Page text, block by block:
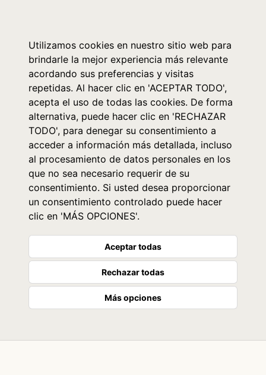
Utilizamos cookies en nuestro sitio web para
brindarle la mejor experiencia más relevante
acordando sus preferencias y visitas
repetidas. Al hacer clic en 'ACEPTAR TODO',
acepta el uso de todas las cookies. De forma
alternativa, puede hacer clic en 'RECHAZAR
TODO', para denegar su consentimiento a
acceder a información más detallada, incluso
al procesamiento de datos personales en los
que no sea necesario requerir de su
consentimiento. Si usted desea proporcionar
un consentimiento controlado puede hacer
clic en 'MÁS OPCIONES'.
Aceptar todas
Rechazar todas
Más opciones